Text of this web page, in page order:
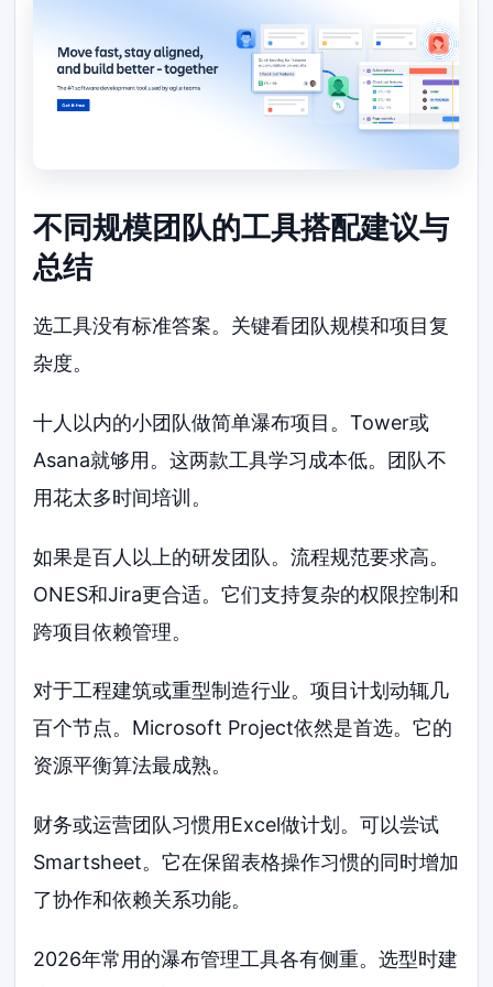
不同规模团队的工具搭配建议与
总结
选工具没有标准答案。关键看团队规模和项目复
杂度。
十人以内的小团队做简单瀑布项目。Tower或
Asana就够用。这两款工具学习成本低。团队不
用花太多时间培训。
如果是百人以上的研发团队。流程规范要求高。
ONES和Jira更合适。它们支持复杂的权限控制和
跨项目依赖管理。
对于工程建筑或重型制造行业。项目计划动辄几
百个节点。Microsoft Project依然是首选。它的
资源平衡算法最成熟。
财务或运营团队习惯用Excel做计划。可以尝试
Smartsheet。它在保留表格操作习惯的同时增加
了协作和依赖关系功能。
2026年常用的瀑布管理工具各有侧重。选型时建